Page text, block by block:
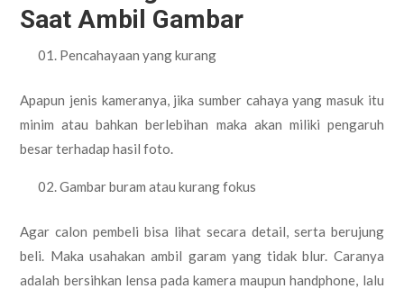
Saat Ambil Gambar
Pencahayaan yang kurang
Apapun jenis kameranya, jika sumber cahaya yang masuk itu
minim atau bahkan berlebihan maka akan miliki pengaruh
besar terhadap hasil foto.
Gambar buram atau kurang fokus
Agar calon pembeli bisa lihat secara detail, serta berujung
beli. Maka usahakan ambil garam yang tidak blur. Caranya
adalah bersihkan lensa pada kamera maupun handphone, lalu